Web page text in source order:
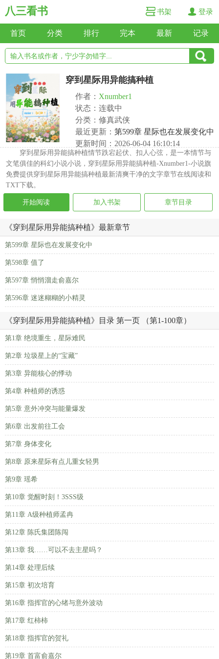
八三看书 书架 登录
首页 分类 排行 完本 最新 记录
穿到星际用异能搞种植
作者： Xnumber1
状态：连载中
分类：修真武侠
最近更新： 第599章 星际也在发展变化中
更新时间：2026-06-04 16:10:14
穿到星际用异能搞种植情节跌宕起伏、扣人心弦，是一本情节与
文笔俱佳的科幻小说小说，穿到星际用异能搞种植-Xnumber1-小说旗
免费提供穿到星际用异能搞种植最新清爽干净的文字章节在线阅读和
TXT下载。
开始阅读 加入书架 章节目录
《穿到星际用异能搞种植》最新章节
第599章 星际也在发展变化中
第598章 值了
第597章 悄悄溜走俞嘉尔
第596章 迷迷糊糊的小精灵
《穿到星际用异能搞种植》目录 第一页 （第1-100章）
第1章 绝境重生，星际难民
第2章 垃圾星上的“宝藏”
第3章 异能核心的悸动
第4章 种植师的诱惑
第5章 意外冲突与能量爆发
第6章 出发前往工会
第7章 身体变化
第8章 原来星际有点儿重女轻男
第9章 瑶希
第10章 觉醒时刻！3SSS级
第11章 A级种植师孟冉
第12章 陈氏集团陈闯
第13章 我……可以不去主星吗？
第14章 处理后续
第15章 初次培育
第16章 指挥官的心绪与意外波动
第17章 红柿柿
第18章 指挥官的贺礼
第19章 首富俞嘉尔